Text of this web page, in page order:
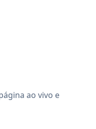
ao vivo e